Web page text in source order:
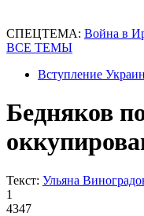
СПЕЦТЕМА: Война в
ВСЕ ТЕМЫ
Вступление
Бедняков
Текст: Ульяна
1
4347